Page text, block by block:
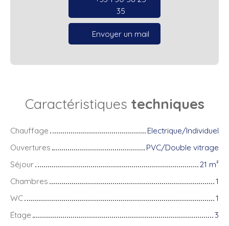
35
Envoyer un mail
Caractéristiques techniques
Chauffage
Electrique/Individuel
Ouvertures
PVC/Double vitrage
Séjour
21 m²
Chambres
1
WC
1
Étage
3